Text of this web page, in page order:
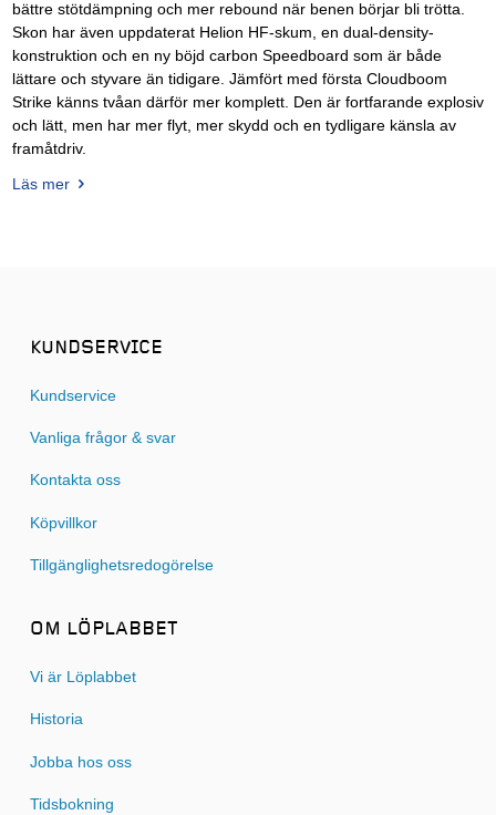
bättre stötdämpning och mer rebound när benen börjar bli trötta.
Skon har även uppdaterat Helion HF-skum, en dual-density-
konstruktion och en ny böjd carbon Speedboard som är både
lättare och styvare än tidigare. Jämfört med första Cloudboom
Strike känns tvåan därför mer komplett. Den är fortfarande explosiv
och lätt, men har mer flyt, mer skydd och en tydligare känsla av
framåtdriv.
Läs mer
KUNDSERVICE
Kundservice
Vanliga frågor & svar
Kontakta oss
Köpvillkor
Tillgänglighetsredogörelse
OM LÖPLABBET
Vi är Löplabbet
Historia
Jobba hos oss
Tidsbokning